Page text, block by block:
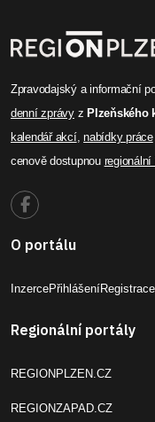
Zpravodajský a informační
denní zprávyz Plzeňského
kalendář akcí,nabídky práce
cenově dostupnou regionální
O portálu
InzercePřihlášeníRegistrace
Regionální portály
REGIONPLZEN.CZ
REGIONZAPAD.CZ